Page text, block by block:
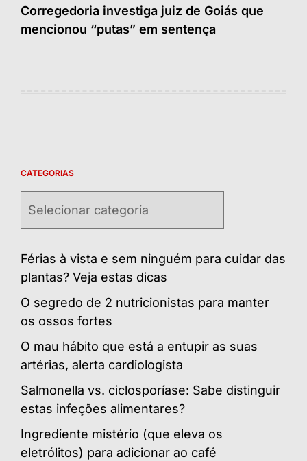
Corregedoria investiga juiz de Goiás que
mencionou “putas” em sentença
CATEGORIAS
Férias à vista e sem ninguém para cuidar das
plantas? Veja estas dicas
O segredo de 2 nutricionistas para manter
os ossos fortes
O mau hábito que está a entupir as suas
artérias, alerta cardiologista
Salmonella vs. ciclosporíase: Sabe distinguir
estas infeções alimentares?
Ingrediente mistério (que eleva os
eletrólitos) para adicionar ao café